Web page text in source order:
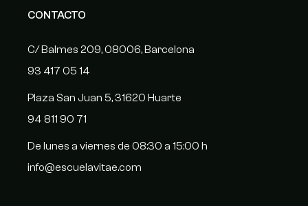
CONTACTO
C/ Balmes 209, 08006, Barcelona
93 417 05 14
Plaza San Juan 5, 31620 Huarte
94 811 90 71
De lunes a viernes de 08:30 a 15:00 h
info@escuelavitae.com